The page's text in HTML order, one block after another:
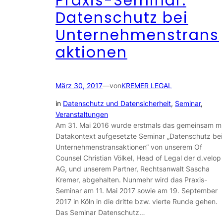
Datenschutz bei
Unternehmenstrans
aktionen
März 30, 2017—vonKREMER LEGAL
in Datenschutz und Datensicherheit, Seminar
Veranstaltungen
Am 31. Mai 2016 wurde erstmals das gemeinsam
Datakontext aufgesetzte Seminar „Datenschutz bei
Unternehmenstransaktionen“ von unserem Of
Counsel Christian Völkel, Head of Legal der d.velop
AG, und unserem Partner, Rechtsanwalt Sascha
Kremer, abgehalten. Nunmehr wird das Praxis-
Seminar am 11. Mai 2017 sowie am 19. September
2017 in Köln in die dritte bzw. vierte Runde gehen.
Das Seminar Datenschutz…